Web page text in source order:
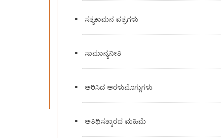
ಸತ್ಯಕಾಮನ ಪತ್ರಗಳು
ಸಾಮಾನ್ಯನೀತಿ
ಅರಿಸಿದ ಅರಳುಮೊಗ್ಗುಗಳು
ಅತಿಥಿಸತ್ಕಾರದ ಮಹಿಮೆ